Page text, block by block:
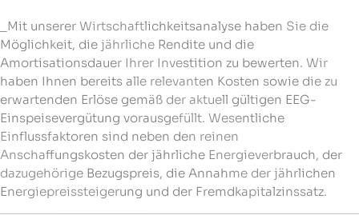
_Mit unserer Wirtschaftlichkeitsanalyse haben Sie die
Möglichkeit, die jährliche Rendite und die
Amortisationsdauer Ihrer Investition zu bewerten. Wir
haben Ihnen bereits alle relevanten Kosten sowie die zu
erwartenden Erlöse gemäß der aktuell gültigen EEG-
Einspeisevergütung vorausgefüllt. Wesentliche
Einflussfaktoren sind neben den reinen
Anschaffungskosten der jährliche Energieverbrauch, der
dazugehörige Bezugspreis, die Annahme der jährlichen
Energiepreissteigerung und der Fremdkapitalzinssatz.